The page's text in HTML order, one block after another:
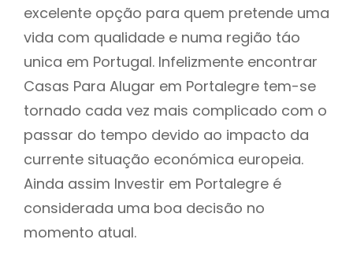
excelente opção para quem pretende uma
vida com qualidade e numa região táo
unica em Portugal. Infelizmente encontrar
Casas Para Alugar em Portalegre tem-se
tornado cada vez mais complicado com o
passar do tempo devido ao impacto da
currente situação económica europeia.
Ainda assim Investir em Portalegre é
considerada uma boa decisão no
momento atual.